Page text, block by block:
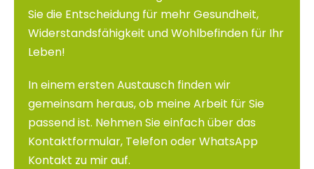
Sie die Entscheidung für mehr Gesundheit,
Widerstandsfähigkeit und Wohlbefinden für Ihr
Leben!
In einem ersten Austausch finden wir
gemeinsam heraus, ob meine Arbeit für Sie
passend ist. Nehmen Sie einfach über das
Kontaktformular, Telefon oder WhatsApp
Kontakt zu mir auf.